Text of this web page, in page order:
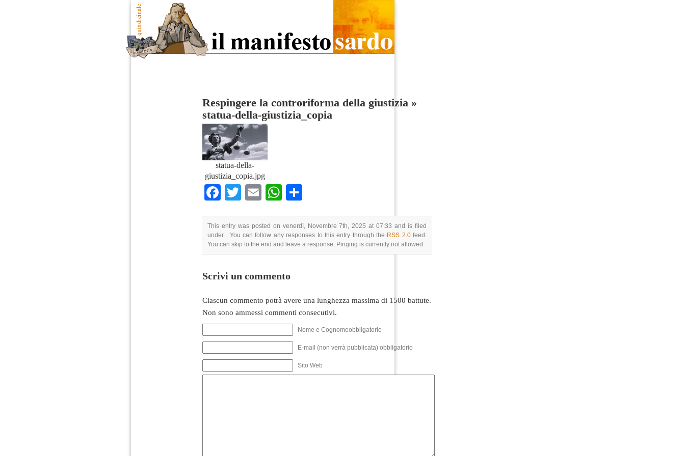
Respingere la controriforma della giustizia »
statua-della-giustizia_copia
statua-della-
giustizia_copia.jpg
Facebook
TwitterEmailWhatsApp
This entry was posted on venerdì, Novembre 7th, 2025 at 07:33 and is filed
under . You can follow any responses to this entry through the RSS 2.0feed.
You can skip to the end and leave a response. Pinging is currently not allowed.
Scrivi un commento
Ciascun commento potrà avere una lunghezza massima di 1500 battute.
Non sono ammessi commenti consecutivi.
Nome e Cognomeobbligatorio
E-mail (non verrà pubblicata) obbligatorio
Sito Web